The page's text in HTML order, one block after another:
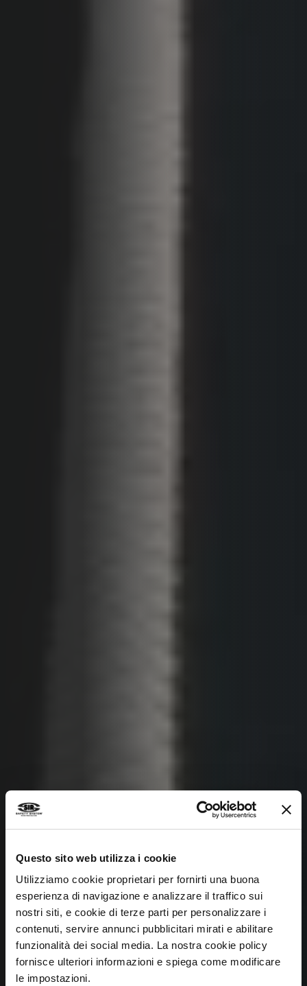
Questo sito web utilizza i cookie
Utilizziamo cookie proprietari per fornirti una buona
esperienza di navigazione e analizzare il traffico sui
nostri siti, e cookie di terze parti per personalizzare i
contenuti, servire annunci pubblicitari mirati e abilitare
funzionalità dei social media. La nostra cookie policy
fornisce ulteriori informazioni e spiega come modificare
le impostazioni.
EN EVIDENCE